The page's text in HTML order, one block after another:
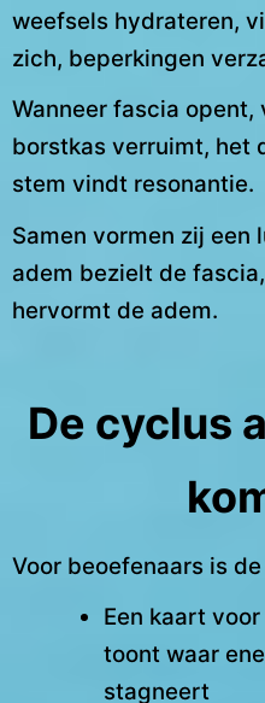
weefsels hydrateren,
zich, beperkingen
Wanneer fascia opent,
borstkas verruimt, het
stem vindt resonantie.
Samen vormen zij
adem bezielt de
hervormt de adem.
De cyclus
Voor beoefenaars is
Een kaart
toont waar
stagneert